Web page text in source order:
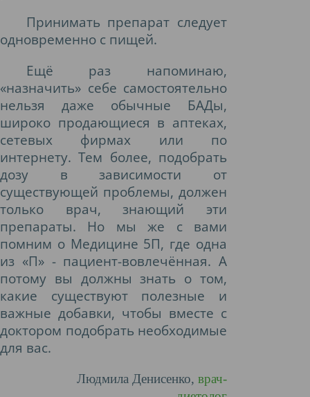
Принимать препарат следует
одновременно с пищей.
Ещё раз напоминаю,
«назначить» себе самостоятельно
нельзя даже обычные БАДы,
широко продающиеся в аптеках,
сетевых фирмах или по
интернету. Тем более, подобрать
дозу в зависимости от
существующей проблемы, должен
только врач, знающий эти
препараты. Но мы же с вами
помним о Медицине 5П, где одна
из «П» - пациент-вовлечённая. А
потому вы должны знать о том,
какие существуют полезные и
важные добавки, чтобы вместе с
доктором подобрать необходимые
для вас.
Людмила Денисенко, врач-